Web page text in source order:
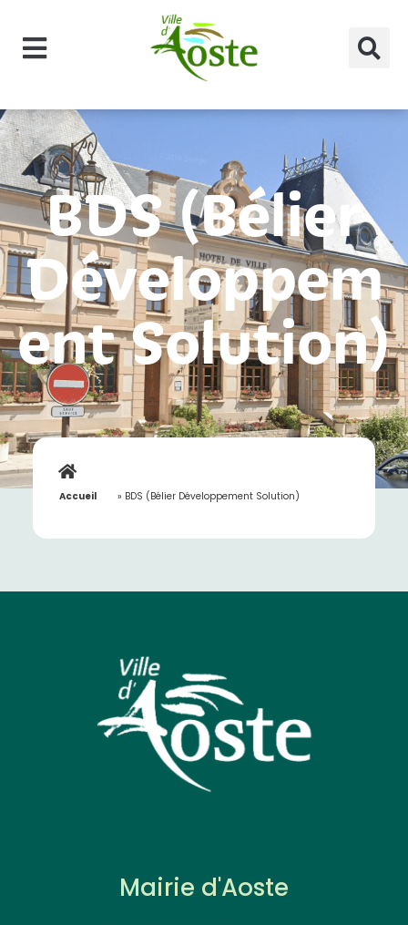
BDS (Bélier
Développem
ent Solution)
Accueil » BDS (Bélier Développement Solution)
Mairie d'Aoste